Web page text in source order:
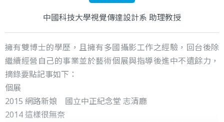
中國科技大學視覺傳達設計系 助理教授
擁有雙博士的學歷，且擁有多國攝影工作之經驗，回台後除
繼續經營自己的事業並於藝術個展與指導後進中不遺餘力，
摘錄要點記事如下：
個展
2015 網路新娘 國立中正紀念堂 志清廳
2014 這樣很無奈